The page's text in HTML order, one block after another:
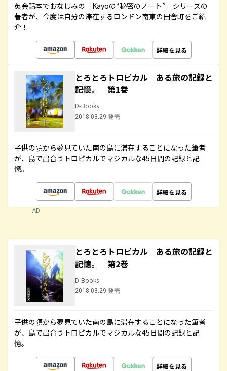
英会話本でおなじみの「Kayoの“秘密のノート”」シリーズの
著者が、今度は自分の滞在するロンドン南東の田舎町をご紹
介！
詳細を見る
とろとろトロピカル ある旅の記録と
記憶。 第1巻
D-Books
2018.03.29 発売
子供の頃から夢見ていた南の島に滞在することになった筆者
が、島で出合うトロピカルでマジカルな45日間の記録と記
憶。
詳細を見る
AD
とろとろトロピカル ある旅の記録と
記憶。 第2巻
D-Books
2018.03.29 発売
子供の頃から夢見ていた南の島に滞在することになった筆者
が、島で出合うトロピカルでマジカルな45日間の記録と記
憶。
詳細を見る